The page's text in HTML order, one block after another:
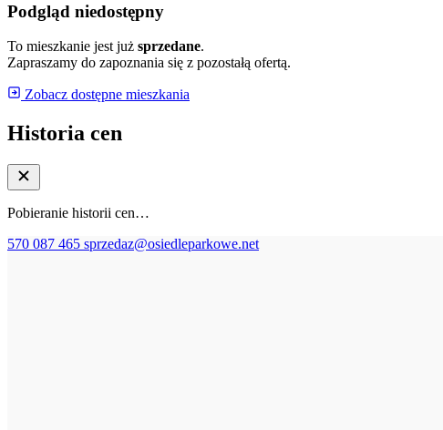
Podgląd niedostępny
To mieszkanie jest już sprzedane.
Zapraszamy do zapoznania się z pozostałą ofertą.
Zobacz dostępne mieszkania
Historia cen
Pobieranie historii cen…
570 087 465 sprzedaz@osiedleparkowe.net